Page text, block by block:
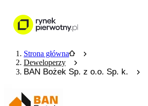
Strona główna
Deweloperzy
BAN Bożek Sp. z o.o. Sp. k.